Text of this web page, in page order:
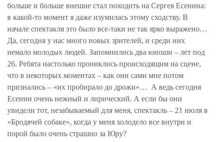
больше и больше внешне стал походить на Сергея Есенина:
в какой-то момент я даже изумилась этому сходству. В
начале спектакля это было все-таки не так ярко выражено…
Да, сегодня у нас много новых зрителей, и среди них
немало молодых людей. Запомнились два юноши – лет под
26. Ребята настолько прониклись происходящим на сцене,
что в некоторых моментах – как они сами мне потом
признались – «их пробирало до дрожи»… А ведь сегодня
Есенин очень нежный и лирический. А если бы они
увидели тот, незабываемый для меня, спектакль – 21 июля в
«Бродячей собаке», когда у меня холодело все внутри и
порой было очень страшно за Юру?